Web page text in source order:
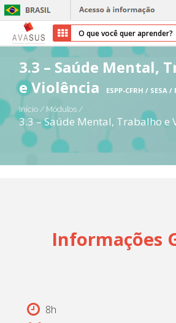
Início
Cursos
Parceiros
Sobre nós
Entrar
3.3 – Saúde Mental,
e Violência
ESPP-CFRH / SESA /
Início / Módulos/
3.3 – Saúde Mental, Trabalho e
Informações
8h